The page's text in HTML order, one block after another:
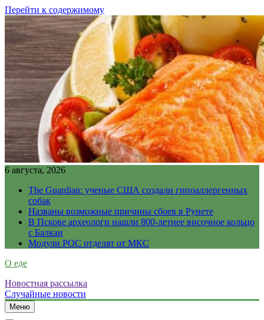
Перейти к содержимому
6 августа, 2026
The Guardian: ученые США создали гипоаллергенных
собак
Названы возможные причины сбоев в Рунете
В Пскове археологи нашли 800-летнее височное кольцо
с Балкан
Модули РОС отделят от МКС
О еде
Новостная рассылка
Случайные новости
Меню